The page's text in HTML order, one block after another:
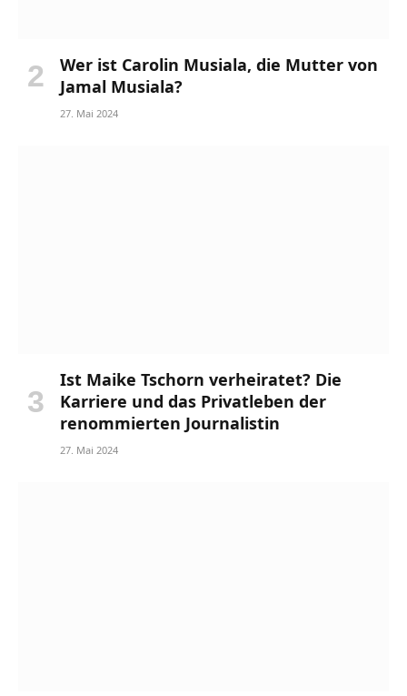
Wer ist Carolin Musiala, die Mutter von
Jamal Musiala?
27. Mai 2024
Ist Maike Tschorn verheiratet? Die
Karriere und das Privatleben der
renommierten Journalistin
27. Mai 2024